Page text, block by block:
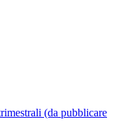
(da pubblicare